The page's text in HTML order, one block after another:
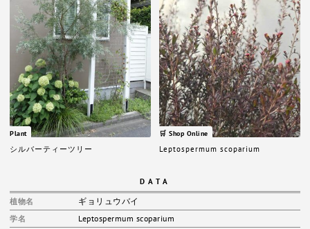
Plant
シルバーティーツリー
🛒 Shop Online
Leptospermum scoparium
DATA
植物名 ギョリュウバイ
学名 Leptospermum scoparium